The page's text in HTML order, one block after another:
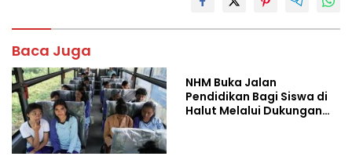
o
o
k
p
p
Baca Juga
NHM Buka Jalan
Pendidikan Bagi Siswa di
Halut Melalui Dukungan